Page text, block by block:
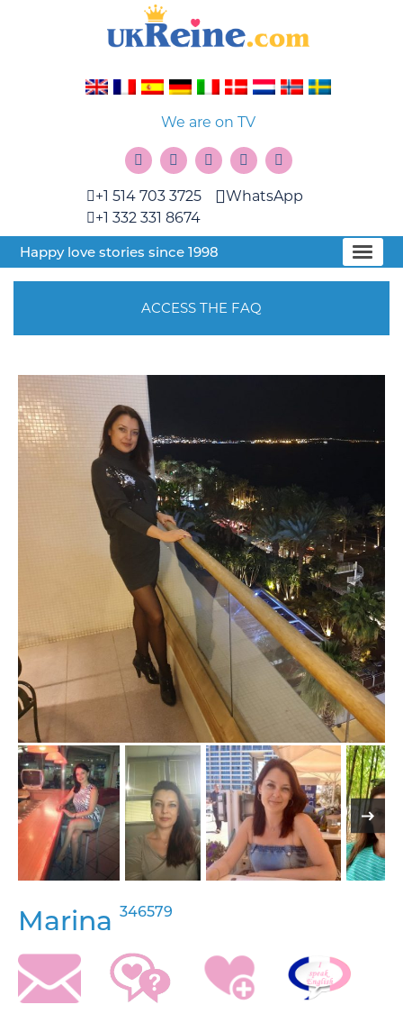
We are on TV
+1 514 703 3725
+1 332 331 8674
WhatsApp
Happy love stories since 1998
ACCESS THE FAQ
Marina 346579